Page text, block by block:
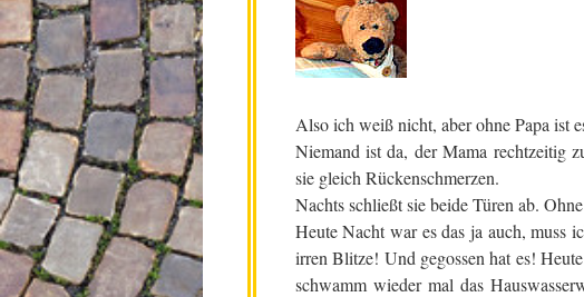
Also ich weiß nicht, aber ohne Papa ist
Niemand ist da, der Mama rechtzeitig
sie gleich Rückenschmerzen.
Nachts schließt sie beide Türen ab.
Heute Nacht war es das ja auch, muss
irren Blitze! Und gegossen hat es!
schwamm wieder mal das